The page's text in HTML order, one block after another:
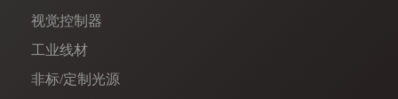
视觉控制器
工业线材
非标/定制光源